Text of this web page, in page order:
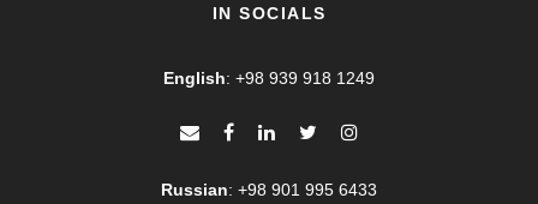
IN SOCIALS
English: +98 939 918 1249
Russian: +98 901 995 6433